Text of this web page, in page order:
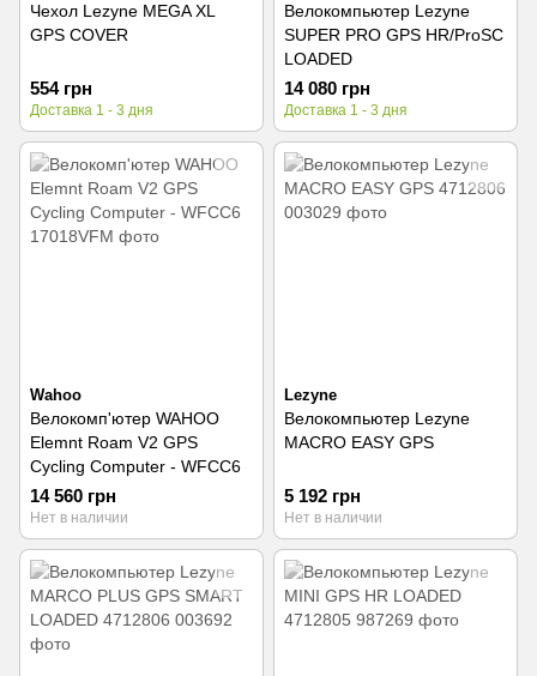
Чехол Lezyne MEGA XL
GPS COVER
554 грн
Доставка 1 - 3 дня
Велокомпьютер Lezyne
SUPER PRO GPS HR/ProSC
LOADED
14 080 грн
Доставка 1 - 3 дня
Wahoo
Велокомп'ютер WAHOO
Elemnt Roam V2 GPS
Cycling Computer - WFCC6
14 560 грн
Нет в наличии
Lezyne
Велокомпьютер Lezyne
MACRO EASY GPS
5 192 грн
Нет в наличии